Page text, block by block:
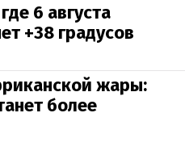
6 августа
+38 градусов
жары:
более